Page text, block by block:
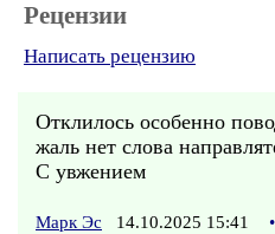
Рецензии
Написать рецензию
Отклилось особенно
жаль нет слова
С увжением
Марк Эс 14.10.2025 15:41 •